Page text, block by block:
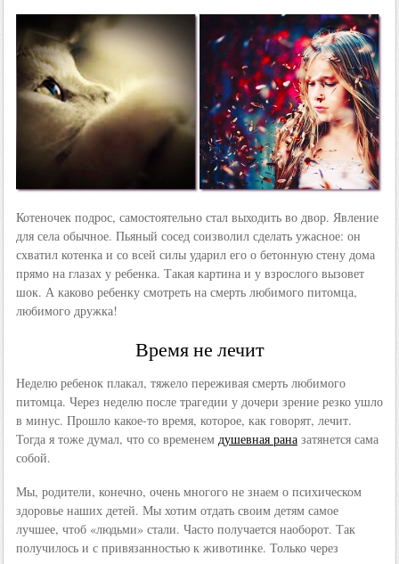
Котеночек подрос, самостоятельно стал выходить во двор. Явление
для села обычное. Пьяный сосед соизволил сделать ужасное: он
схватил котенка и со всей силы ударил его о бетонную стену дома
прямо на глазах у ребенка. Такая картина и у взрослого вызовет
шок. А каково ребенку смотреть на смерть любимого питомца,
любимого дружка!
Время не лечит
Неделю ребенок плакал, тяжело переживая смерть любимого
питомца. Через неделю после трагедии у дочери зрение резко ушло
в минус. Прошло какое-то время, которое, как говорят, лечит.
Тогда я тоже думал, что со временем душевная раназатянется сама
собой.
Мы, родители, конечно, очень многого не знаем о психическом
здоровье наших детей. Мы хотим отдать своим детям самое
лучшее, чтоб «людьми» стали. Часто получается наоборот. Так
получилось и с привязанностью к животинке. Только через